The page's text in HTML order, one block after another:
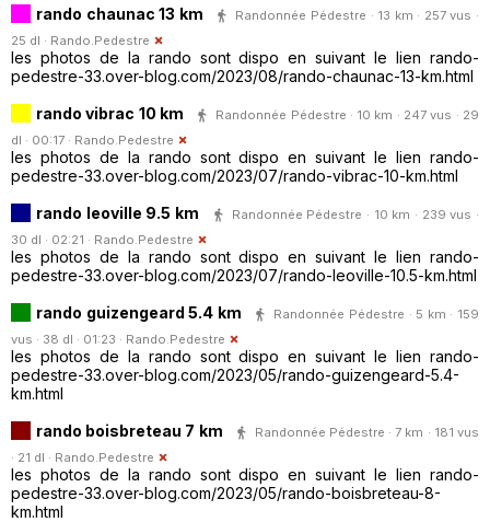
rando chaunac 13 km
Randonnée Pédestre · 13 km · 257 vus ·
25 dl · Rando.Pedestre
les photos de la rando sont dispo en suivant le lien rando-
pedestre-33.over-blog.com/2023/08/rando-chaunac-13-km.html
rando vibrac 10 km
Randonnée Pédestre · 10 km · 247 vus · 29
dl · 00:17 · Rando.Pedestre
les photos de la rando sont dispo en suivant le lien rando-
pedestre-33.over-blog.com/2023/07/rando-vibrac-10-km.html
rando leoville 9.5 km
Randonnée Pédestre · 10 km · 239 vus ·
30 dl · 02:21 · Rando.Pedestre
les photos de la rando sont dispo en suivant le lien rando-
pedestre-33.over-blog.com/2023/07/rando-leoville-10.5-km.html
rando guizengeard 5.4 km
Randonnée Pédestre · 5 km · 159
vus · 38 dl · 01:23 · Rando.Pedestre
les photos de la rando sont dispo en suivant le lien rando-
pedestre-33.over-blog.com/2023/05/rando-guizengeard-5.4-
km.html
rando boisbreteau 7 km
Randonnée Pédestre · 7 km · 181 vus
· 21 dl · Rando.Pedestre
les photos de la rando sont dispo en suivant le lien rando-
pedestre-33.over-blog.com/2023/05/rando-boisbreteau-8-
km.html